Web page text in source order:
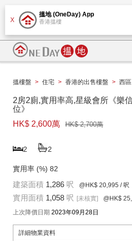
X
搵地 (OneDay) App
香港搵樓
搵樓盤 > 住宅 > 香港的出售樓盤 > 西區
2房2廁,實用率高,星級會所《樂
位》
HK$ 2,600萬
HK$ 2,700萬
2 2
實用率 (%) 82
建築面積 1,286 呎 @HK$ 20,995 / 呎
實用面積 1,058 呎 [未核實] @HK$
上次降價日期 2023年09月28日
詳細物業資料